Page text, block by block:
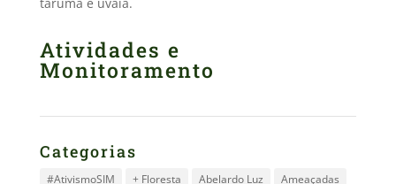
Atividades e
Monitoramento
Categorias
#AtivismoSIM + Floresta Abelardo Luz Ameaçadas